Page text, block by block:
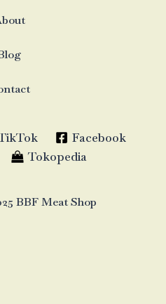
Facebook
Tokopedia
BBF Meat Shop